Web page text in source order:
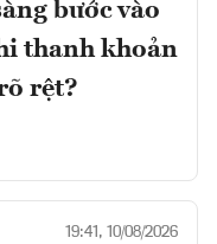
bước vào
thanh khoản
rệt?
19:41, 10/08/2026